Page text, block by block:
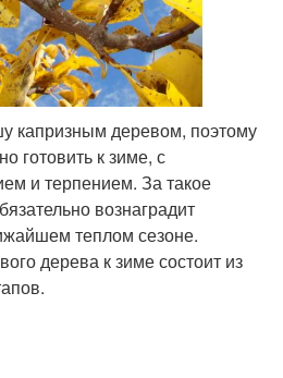
капризным деревом, поэтому
готовить к зиме, с
и терпением. За такое
вознаградит
теплом сезоне.
дерева к зиме состоит из